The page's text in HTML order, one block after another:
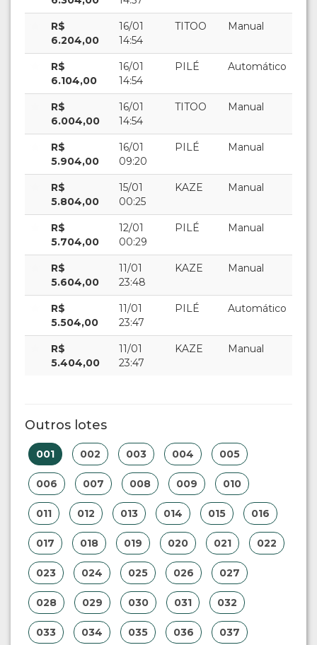
R$
6.204,00
16/01
14:54
TITOO Manual
R$
6.104,00
16/01
14:54
PILÉ Automático
R$
6.004,00
16/01
14:54
TITOO Manual
R$
5.904,00
16/01
09:20
PILÉ Manual
R$
5.804,00
15/01
00:25
KAZE Manual
R$
5.704,00
12/01
00:29
PILÉ Manual
R$
5.604,00
11/01
23:48
KAZE Manual
R$
5.504,00
11/01
23:47
PILÉ Automático
R$
5.404,00
11/01
23:47
KAZE Manual
Outros lotes
001 002 003 004 005
006 007 008 009 010
011 012 013 014 015 016
017 018 019 020 021 022
023 024 025 026 027
028 029 030 031 032
033 034 035 036 037